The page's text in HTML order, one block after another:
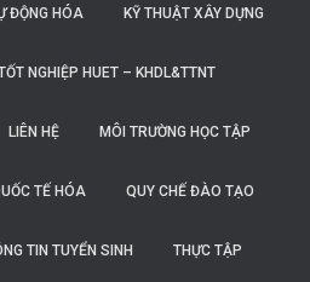
ĐỘNG HÓA KỸ THUẬT XÂY DỰNG
NGHIỆP HUET – KHDL&TTNT
LIÊN HỆ MÔI TRƯỜNG HỌC TẬP
TẾ HÓA QUY CHẾ ĐÀO TẠO
TIN TUYỂN SINH THỰC TẬP